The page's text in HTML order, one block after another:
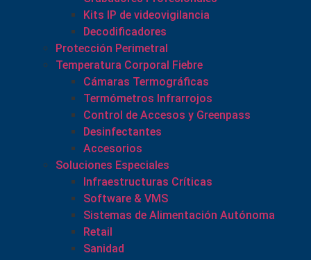
Kits IP de videovigilancia
Decodificadores
Protección Perimetral
Temperatura Corporal Fiebre
Cámaras Termográficas
Termómetros Infrarrojos
Control de Accesos y Greenpass
Desinfectantes
Accesorios
Soluciones Especiales
Infraestructuras Críticas
Software & VMS
Sistemas de Alimentación Autónoma
Retail
Sanidad